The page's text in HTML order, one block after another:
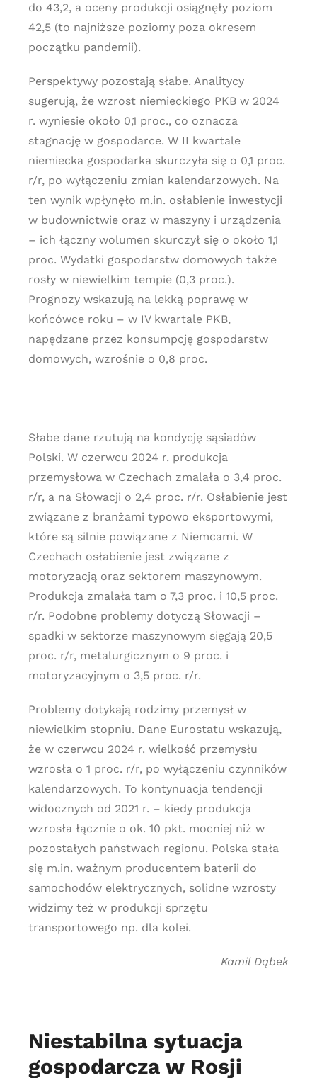
do 43,2, a oceny produkcji osiągnęły poziom
42,5 (to najniższe poziomy poza okresem
początku pandemii).
Perspektywy pozostają słabe. Analitycy
sugerują, że wzrost niemieckiego PKB w 2024
r. wyniesie około 0,1 proc., co oznacza
stagnację w gospodarce. W II kwartale
niemiecka gospodarka skurczyła się o 0,1 proc.
r/r, po wyłączeniu zmian kalendarzowych. Na
ten wynik wpłynęło m.in. osłabienie inwestycji
w budownictwie oraz w maszyny i urządzenia
– ich łączny wolumen skurczył się o około 1,1
proc. Wydatki gospodarstw domowych także
rosły w niewielkim tempie (0,3 proc.).
Prognozy wskazują na lekką poprawę w
końcówce roku – w IV kwartale PKB,
napędzane przez konsumpcję gospodarstw
domowych, wzrośnie o 0,8 proc.
Słabe dane rzutują na kondycję sąsiadów
Polski. W czerwcu 2024 r. produkcja
przemysłowa w Czechach zmalała o 3,4 proc.
r/r, a na Słowacji o 2,4 proc. r/r. Osłabienie jest
związane z branżami typowo eksportowymi,
które są silnie powiązane z Niemcami. W
Czechach osłabienie jest związane z
motoryzacją oraz sektorem maszynowym.
Produkcja zmalała tam o 7,3 proc. i 10,5 proc.
r/r. Podobne problemy dotyczą Słowacji –
spadki w sektorze maszynowym sięgają 20,5
proc. r/r, metalurgicznym o 9 proc. i
motoryzacyjnym o 3,5 proc. r/r.
Problemy dotykają rodzimy przemysł w
niewielkim stopniu. Dane Eurostatu wskazują,
że w czerwcu 2024 r. wielkość przemysłu
wzrosła o 1 proc. r/r, po wyłączeniu czynników
kalendarzowych. To kontynuacja tendencji
widocznych od 2021 r. – kiedy produkcja
wzrosła łącznie o ok. 10 pkt. mocniej niż w
pozostałych państwach regionu. Polska stała
się m.in. ważnym producentem baterii do
samochodów elektrycznych, solidne wzrosty
widzimy też w produkcji sprzętu
transportowego np. dla kolei.
Kamil Dąbek
Niestabilna sytuacja
gospodarcza w Rosji